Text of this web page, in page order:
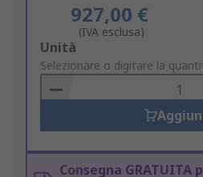
927,00 €
(IVA esclusa)
Add
to
Basket
Unità
Selezionare o digitare la
Consegna